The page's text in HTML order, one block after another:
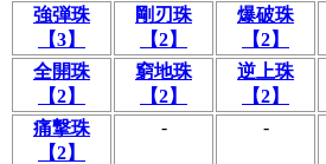
強弾珠
【3】
剛刃珠
【2】
爆破珠
【2】
全開珠
【2】
窮地珠
【2】
逆上珠
【2】
痛撃珠
【2】
- -